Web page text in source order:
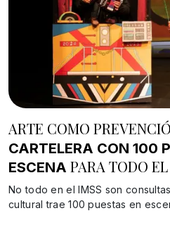
ARTE COMO
CARTELERA CON 100
ESCENA PARA TODO
No todo en el IMSS son
cultural trae 100 puestas en